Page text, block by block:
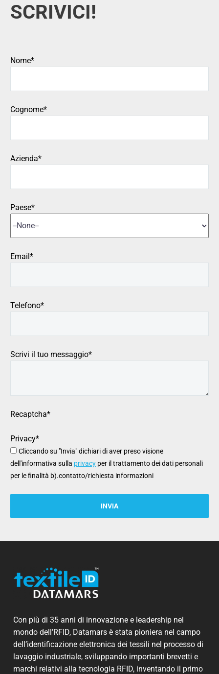
SCRIVICI!
Nome*
Cognome*
Azienda*
Paese*
Email*
Telefono*
Scrivi il tuo messaggio*
Recaptcha*
Privacy*
Cliccando su "Invia" dichiari di aver preso visione
dell'informativa sulla privacy per il trattamento dei dati personali
per le finalità b).contatto/richiesta informazioni
Con più di 35 anni di innovazione e leadership nel
mondo dell’RFID, Datamars è stata pioniera nel campo
dell’identificazione elettronica dei tessili nel processo di
lavaggio industriale, sviluppando importanti brevetti e
marchi relativi alla tecnologia RFID, inventando il primo